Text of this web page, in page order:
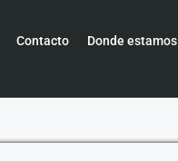
Contacto Donde estamos